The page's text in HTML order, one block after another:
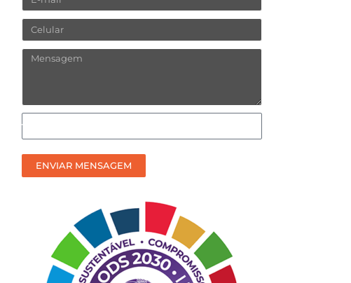
Celular
Mensagem
Como
prefere
receber
nosso
ENVIAR MENSAGEM